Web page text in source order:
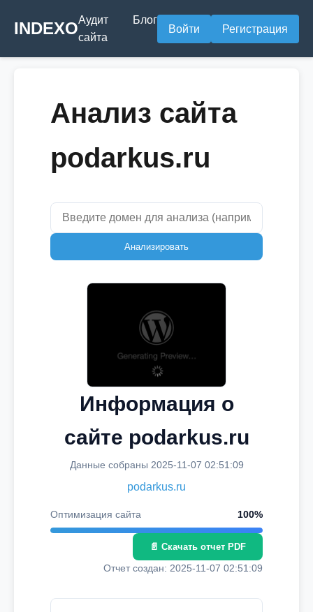
INDEXOАудит
сайта
Блог
Войти Регистрация
Анализ сайта
podarkus.ru
Анализировать
Информация о
сайте podarkus.ru
Данные собраны 2025-11-07 02:51:09
podarkus.ru
Оптимизация сайта 100%
📄 Скачать отчет PDF
Отчет создан: 2025-11-07 02:51:09